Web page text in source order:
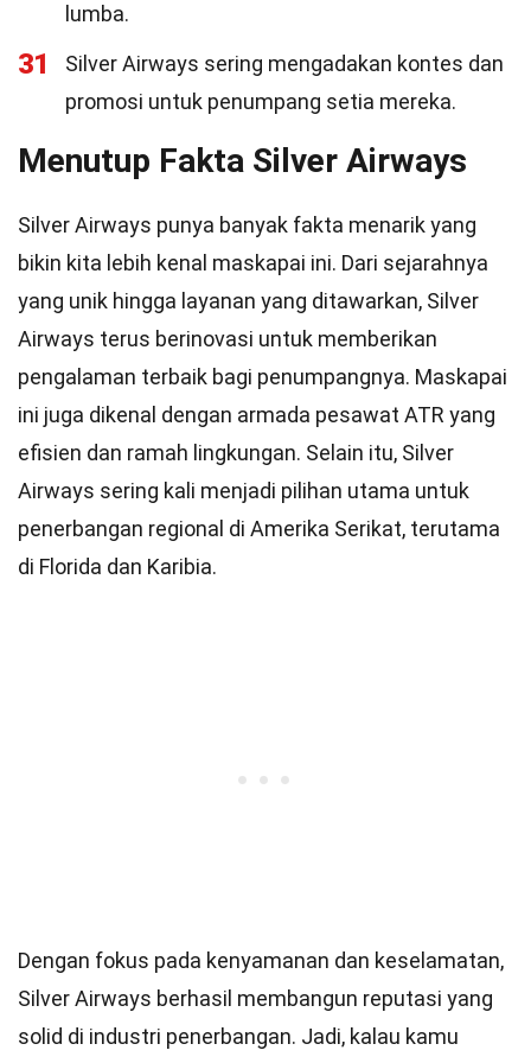
lumba.
31
Silver Airways sering mengadakan kontes dan
promosi untuk penumpang setia mereka.
Menutup Fakta Silver Airways
Silver Airways punya banyak fakta menarik yang
bikin kita lebih kenal maskapai ini. Dari sejarahnya
yang unik hingga layanan yang ditawarkan, Silver
Airways terus berinovasi untuk memberikan
pengalaman terbaik bagi penumpangnya. Maskapai
ini juga dikenal dengan armada pesawat ATR yang
efisien dan ramah lingkungan. Selain itu, Silver
Airways sering kali menjadi pilihan utama untuk
penerbangan regional di Amerika Serikat, terutama
di Florida dan Karibia.
Dengan fokus pada kenyamanan dan keselamatan,
Silver Airways berhasil membangun reputasi yang
solid di industri penerbangan. Jadi, kalau kamu